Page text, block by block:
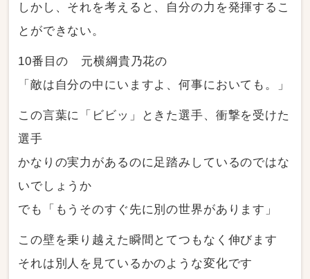
しかし、それを考えると、自分の力を発揮するこ
とができない。
10番目の 元横綱貴乃花の
「敵は自分の中にいますよ、何事においても。」
この言葉に「ビビッ」ときた選手、衝撃を受けた
選手
かなりの実力があるのに足踏みしているのではな
いでしょうか
でも「もうそのすぐ先に別の世界があります」
この壁を乗り越えた瞬間とてつもなく伸びます
それは別人を見ているかのような変化です